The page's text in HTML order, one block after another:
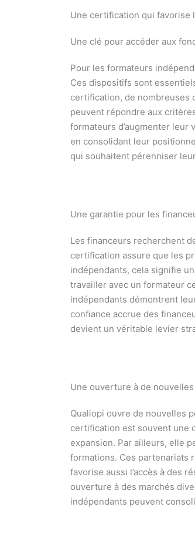
Une certification qui favorise
Une clé pour accéder aux
Pour les formateurs
Ces dispositifs sont
certification, de nombreuses
peuvent répondre aux
formateurs d’augmenter
en consolidant leur
qui souhaitent pérenniser
Une garantie pour les
Les financeurs recherchent
certification assure que les
indépendants, cela signifie
travailler avec un formateur
indépendants démontrent
confiance accrue des
devient un véritable levier
Une ouverture à de
Qualiopi ouvre de nouvelles
certification est souvent une
expansion. Par ailleurs, elle
formations. Ces partenariats
favorise aussi l’accès à des
ouverture à des marchés
indépendants peuvent